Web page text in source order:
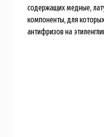
содержащих медные,
компоненты, для
антифризов на